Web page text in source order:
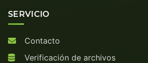
SERVICIO
Contacto
Verificación de archivos